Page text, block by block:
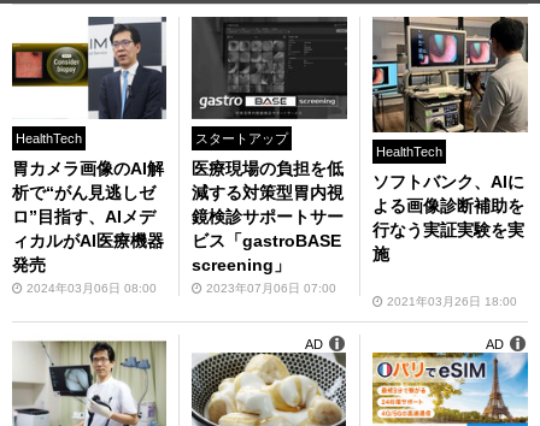
HealthTech
胃カメラ画像のAI解
析で“がん見逃しゼ
ロ”目指す、AIメデ
ィカルがAI医療機器
発売
2024年03月06日 08:00
スタートアップ
医療現場の負担を低
減する対策型胃内視
鏡検診サポートサー
ビス「gastroBASE
screening」
2023年07月06日 07:00
HealthTech
ソフトバンク、AIに
よる画像診断補助を
行なう実証実験を実
施
2021年03月26日 18:00
AD AD